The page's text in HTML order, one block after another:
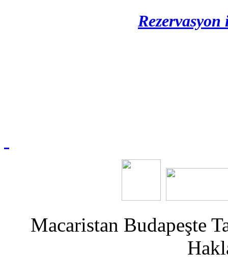
Rezervasyon
Macaristan Budapeşte